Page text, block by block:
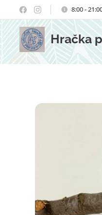
8:00 -
Hračka